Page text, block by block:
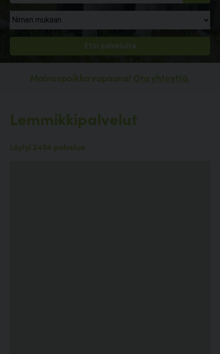
Mainospaikka vapaana! Ota yhteyttä.
Lemmikkipalvelut
Löytyi 2494 palvelua